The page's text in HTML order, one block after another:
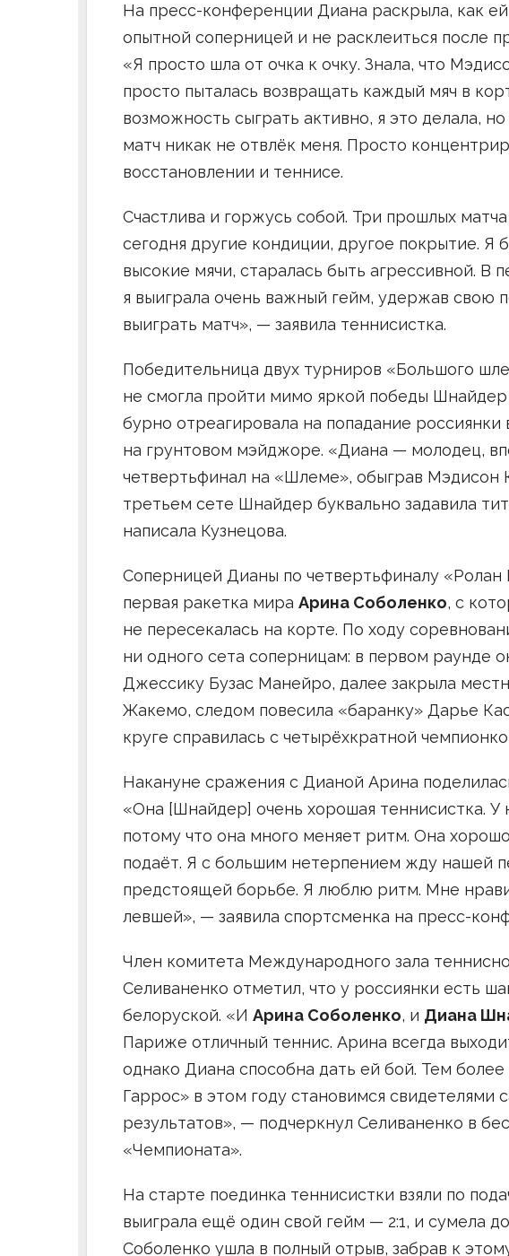
На пресс-конференции Диана раскрыла, как ей
опытной соперницей и не расклеиться после
«Я просто шла от очка к очку. Знала, что
просто пыталась возвращать каждый мяч в
возможность сыграть активно, я это делала,
матч никак не отвлёк меня. Просто
восстановлении и теннисе.
Счастлива и горжусь собой. Три прошлых
сегодня другие кондиции, другое покрытие. Я
высокие мячи, старалась быть агрессивной. В
я выиграла очень важный гейм, удержав свою
выиграть матч», — заявила теннисистка.
Победительница двух турниров «Большого
не смогла пройти мимо яркой победы Шнайдер
бурно отреагировала на попадание
на грунтовом мэйджоре. «Диана — молодец,
четвертьфинал на «Шлеме», обыграв Мэдисон
третьем сете Шнайдер буквально задавила
написала Кузнецова.
Соперницей Дианы по четвертьфиналу «Ролан
первая ракетка мира Арина Соболенко, с
не пересекалась на корте. По ходу
ни одного сета соперницам: в первом раунде
Джессику Бузас Манейро, далее закрыла
Жакемо, следом повесила «баранку» Дарье
круге справилась с четырёхкратной
Накануне сражения с Дианой Арина
«Она [Шнайдер] очень хорошая теннисистка. У
потому что она много меняет ритм. Она
подаёт. Я с большим нетерпением жду нашей
предстоящей борьбе. Я люблю ритм. Мне
левшей», — заявила спортсменка на пресс-
Член комитета Международного зала
Селиваненко отметил, что у россиянки есть
белоруской. «И Арина Соболенко, и Диана
Париже отличный теннис. Арина всегда
однако Диана способна дать ей бой. Тем
Гаррос» в этом году становимся свидетелями
результатов», — подчеркнул Селиваненко в
«Чемпионата».
На старте поединка теннисистки взяли по
выиграла ещё один свой гейм — 2:1, и сумела
Соболенко ушла в полный отрыв, забрав к